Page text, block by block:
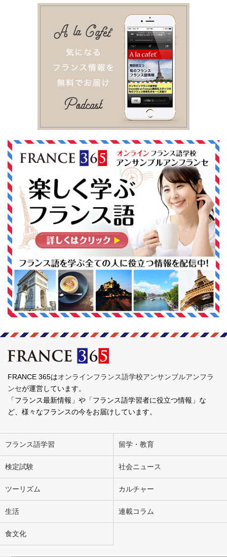
FRANCE 365はオンラインフランス語学校アンサンブルアンフラ
ンセが運営しています。
「フランス最新情報」や「フランス語学習者に役立つ情報」な
ど、様々なフランスの今をお届けしています。
フランス語学習 留学・教育
検定試験 社会ニュース
ツーリズム カルチャー
生活 連載コラム
食文化